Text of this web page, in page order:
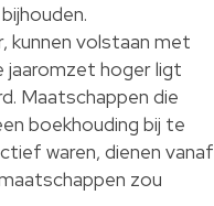
kunnen volstaan met
jaaromzet hoger ligt
Maatschappen die
boekhouding bij te
waren, dienen vanaf
zou